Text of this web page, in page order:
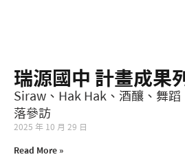
計資料
瑞源國中 計畫成果
Siraw、Hak Hak、酒釀、舞蹈
落參訪
2025 年 10 月 29 日
Read More »